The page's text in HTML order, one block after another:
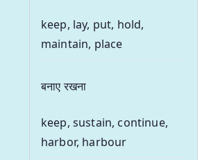
keep, lay, put, hold,
maintain, place
बनाए रखना
keep, sustain, continue,
harbor, harbour